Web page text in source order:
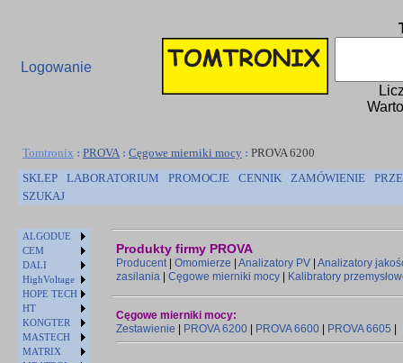
Logowanie
Tomtronix : PROVA : Cęgowe mierniki mocy : PROVA 6200
SKLEP
LABORATORIUM PROMOCJE CENNIK ZAMÓWIENIE
SZUKAJ
ALGODUE
CEM
DALI
HighVoltage
HOPE TECH
HT
KONGTER
MASTECH
MATRIX
Produkty firmy PROVA
Producent| Omomierze Analizatory PV Analizatory
zasilania
Cęgowe mierniki mocy Kalibratory
Cęgowe mierniki mocy:
Zestawienie
PROVA 6200 PROVA 6600 PROVA 6605